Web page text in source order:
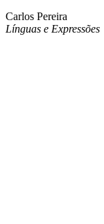
Carlos Pereira
Línguas e Expressões